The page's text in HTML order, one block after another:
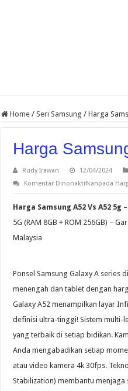
Home / Seri Samsung / Harga
Harga
Rudy Irawan 12/04/2024
Komentar Dinonaktifkanpada
Harga Samsung A52 Vs A52 5g
5G (RAM 8GB + ROM 256GB) –
Malaysia
Ponsel Samsung Galaxy A series
menengah dan tablet dengan
Galaxy A52 menampilkan layar
definisi ultra-tinggi! Sistem multi-
yang terbaik di setiap bidikan.
Anda mengabadikan setiap
atau video kamera 4k 30fps.
Stabilization) membantu